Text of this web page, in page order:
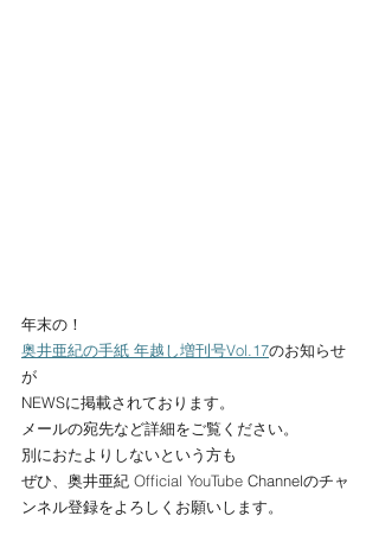
年末の！
奥井亜紀の手紙 年越し増刊号Vol.17のお知らせ
が
NEWSに掲載されております。
メールの宛先など詳細をご覧ください。
別におたよりしないという方も
ぜひ、奥井亜紀 Official YouTube Channelのチャ
ンネル登録をよろしくお願いします。